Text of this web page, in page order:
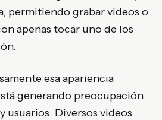
permitiendo grabar videos o
apenas tocar uno de los
esa apariencia
generando preocupación
usuarios. Diversos videos